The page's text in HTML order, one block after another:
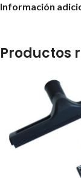
Información
Productos